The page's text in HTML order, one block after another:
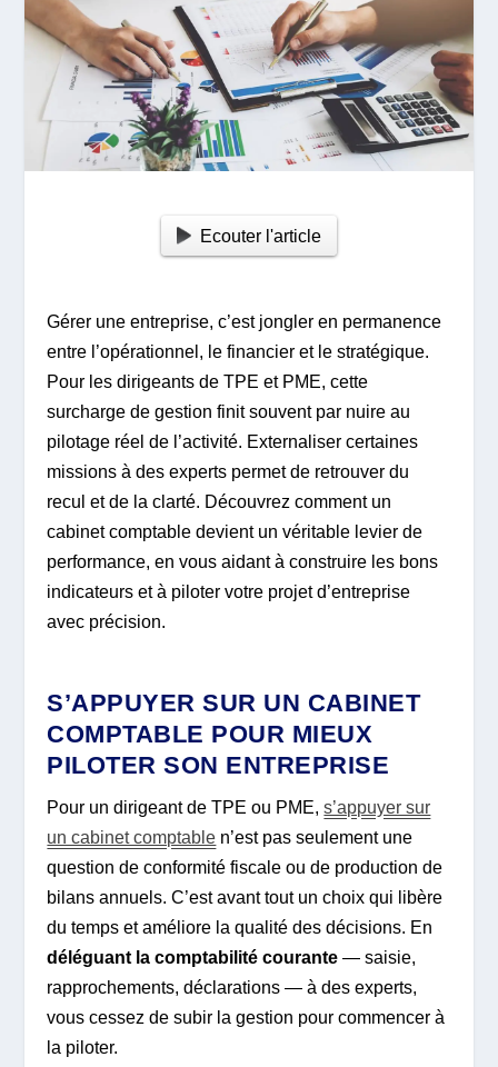
Ecouter l'article
Gérer une entreprise, c’est jongler en permanence
entre l’opérationnel, le financier et le stratégique.
Pour les dirigeants de TPE et PME, cette
surcharge de gestion finit souvent par nuire au
pilotage réel de l’activité. Externaliser certaines
missions à des experts permet de retrouver du
recul et de la clarté. Découvrez comment un
cabinet comptable devient un véritable levier de
performance, en vous aidant à construire les bons
indicateurs et à piloter votre projet d’entreprise
avec précision.
S’APPUYER SUR UN CABINET
COMPTABLE POUR MIEUX
PILOTER SON ENTREPRISE
Pour un dirigeant de TPE ou PME,s’appuyer sur
un cabinet comptable n’est pas seulement une
question de conformité fiscale ou de production de
bilans annuels. C’est avant tout un choix qui libère
du temps et améliore la qualité des décisions. En
déléguant la comptabilité courante — saisie,
rapprochements, déclarations — à des experts,
vous cessez de subir la gestion pour commencer à
la piloter.